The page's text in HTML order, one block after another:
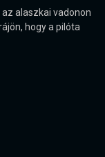
alaszkai vadonon
hogy a pilóta